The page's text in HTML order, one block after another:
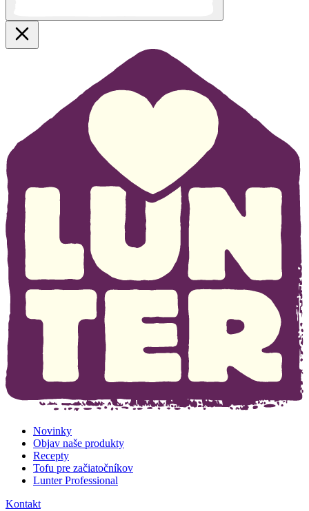
Novinky
Objav naše produkty
Recepty
Tofu pre začiatočníkov
Lunter Professional
Kontakt